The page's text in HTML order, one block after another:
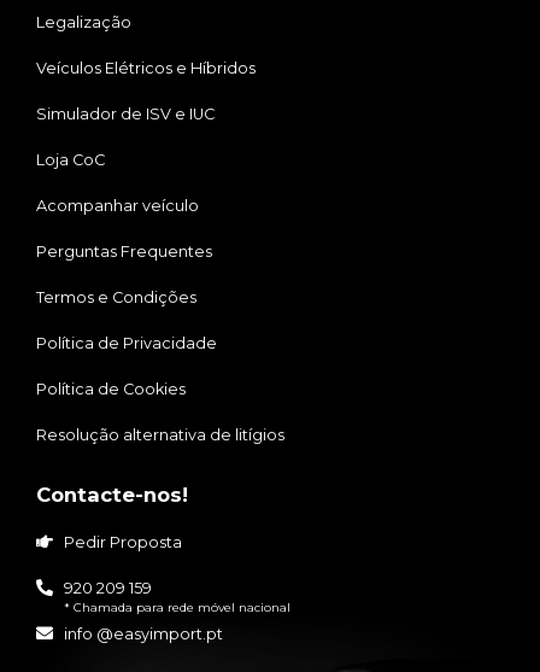
Legalização
Veículos Elétricos e Híbridos
Simulador de ISV e IUC
Loja CoC
Acompanhar veículo
Perguntas Frequentes
Termos e Condições
Política de Privacidade
Política de Cookies
Resolução alternativa de litígios
Contacte-nos!
Pedir Proposta
920 209 159
* Chamada para rede móvel nacional
info @easyimport.pt